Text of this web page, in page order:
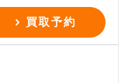
買取予約